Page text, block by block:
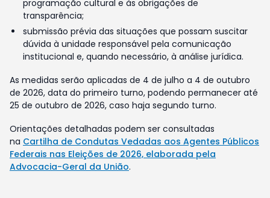
programação cultural e às obrigações de
transparência;
submissão prévia das situações que possam suscitar
dúvida à unidade responsável pela comunicação
institucional e, quando necessário, à análise jurídica.
As medidas serão aplicadas de 4 de julho a 4 de outubro
de 2026, data do primeiro turno, podendo permanecer até
25 de outubro de 2026, caso haja segundo turno.
Orientações detalhadas podem ser consultadas
na Cartilha de Condutas Vedadas aos Agentes Públicos
Federais nas Eleições de 2026, elaborada pela
Advocacia-Geral da União.